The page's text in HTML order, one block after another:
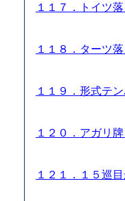
１１７．トイツ
１１８．ターツ
１１９．形式テ
１２０．アガリ
１２１．１５巡